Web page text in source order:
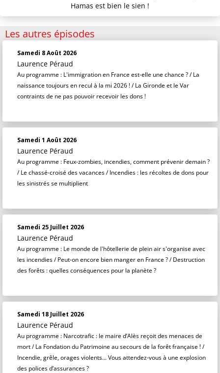
Hamas est bien le sien !
Les autres épisodes
Samedi 8 Août 2026
Laurence Péraud
Au programme : L'immigration en France est-elle une chance ? / La
naissance toujours en recul à la mi 2026 ! / La Gironde et le Var
contraints de ne pas pouvoir recevoir les dons !
Samedi 1 Août 2026
Laurence Péraud
Au programme : Feux-zombies, incendies, comment prévenir demain ?
/ Le chassé-croisé des vacances / Incendies : les récoltes de dons pour
les sinistrés se multiplient
Samedi 25 Juillet 2026
Laurence Péraud
Au programme : Le monde de l'hôtellerie de plein air s'organise avec
les incendies / Peut-on encore bien manger en France ? / Destruction
des forêts : quelles conséquences pour la planète ?
Samedi 18 Juillet 2026
Laurence Péraud
Au programme : Narcotrafic : le maire d’Alès reçoit des menaces de
mort / La Fondation du Patrimoine au secours de la forêt française ! /
Incendie, grêle, orages violents... Vous attendez-vous à une explosion
des polices d’assurances ?